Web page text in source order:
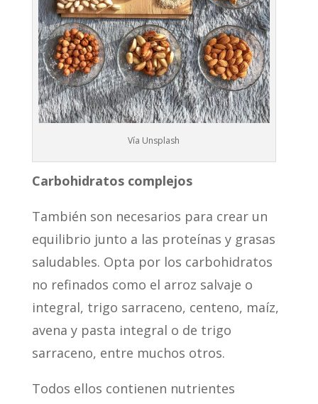
Vía Unsplash
Carbohidratos complejos
También son necesarios para crear un
equilibrio junto a las proteínas y grasas
saludables. Opta por los carbohidratos
no refinados como el arroz salvaje o
integral, trigo sarraceno, centeno, maíz,
avena y pasta integral o de trigo
sarraceno, entre muchos otros.
Todos ellos contienen nutrientes